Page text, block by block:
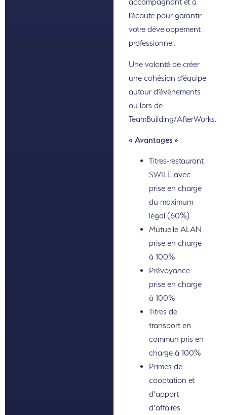
l’écoute pour garantir
votre développement
professionnel.
Une volonté de créer
une cohésion d’équipe
autour d’évènements
ou lors de
TeamBuilding/AfterWorks.
« Avantages » :
Titres-restaurant
SWILE avec
prise en charge
du maximum
légal (60%)
Mutuelle ALAN
prise en charge
à 100%
Prévoyance
prise en charge
à 100%
Titres de
transport en
commun pris en
charge à 100%
Primes de
cooptation et
d’apport
d’affaires